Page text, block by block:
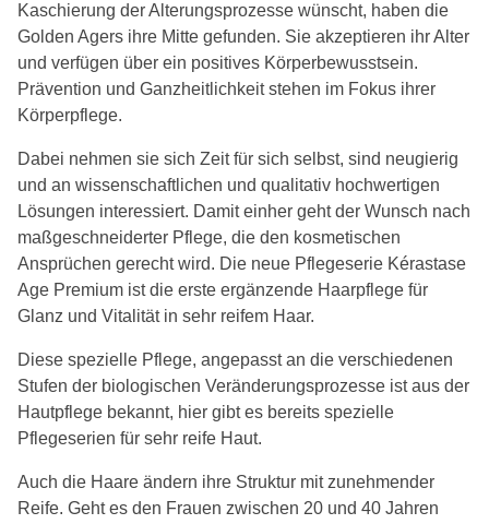
Kaschierung der Alterungsprozesse wünscht, haben die
Golden Agers ihre Mitte gefunden. Sie akzeptieren ihr Alter
und verfügen über ein positives Körperbewusstsein.
Prävention und Ganzheitlichkeit stehen im Fokus ihrer
Körperpflege.
Dabei nehmen sie sich Zeit für sich selbst, sind neugierig
und an wissenschaftlichen und qualitativ hochwertigen
Lösungen interessiert. Damit einher geht der Wunsch nach
maßgeschneiderter Pflege, die den kosmetischen
Ansprüchen gerecht wird. Die neue Pflegeserie Kérastase
Age Premium ist die erste ergänzende Haarpflege für
Glanz und Vitalität in sehr reifem Haar.
Diese spezielle Pflege, angepasst an die verschiedenen
Stufen der biologischen Veränderungsprozesse ist aus der
Hautpflege bekannt, hier gibt es bereits spezielle
Pflegeserien für sehr reife Haut.
Auch die Haare ändern ihre Struktur mit zunehmender
Reife. Geht es den Frauen zwischen 20 und 40 Jahren